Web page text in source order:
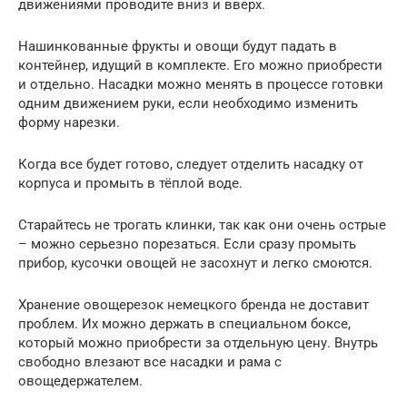
движениями проводите вниз и вверх.
Нашинкованные фрукты и овощи будут падать в
контейнер, идущий в комплекте. Его можно приобрести
и отдельно. Насадки можно менять в процессе готовки
одним движением руки, если необходимо изменить
форму нарезки.
Когда все будет готово, следует отделить насадку от
корпуса и промыть в тёплой воде.
Старайтесь не трогать клинки, так как они очень острые
– можно серьезно порезаться. Если сразу промыть
прибор, кусочки овощей не засохнут и легко смоются.
Хранение овощерезок немецкого бренда не доставит
проблем. Их можно держать в специальном боксе,
который можно приобрести за отдельную цену. Внутрь
свободно влезают все насадки и рама с
овощедержателем.